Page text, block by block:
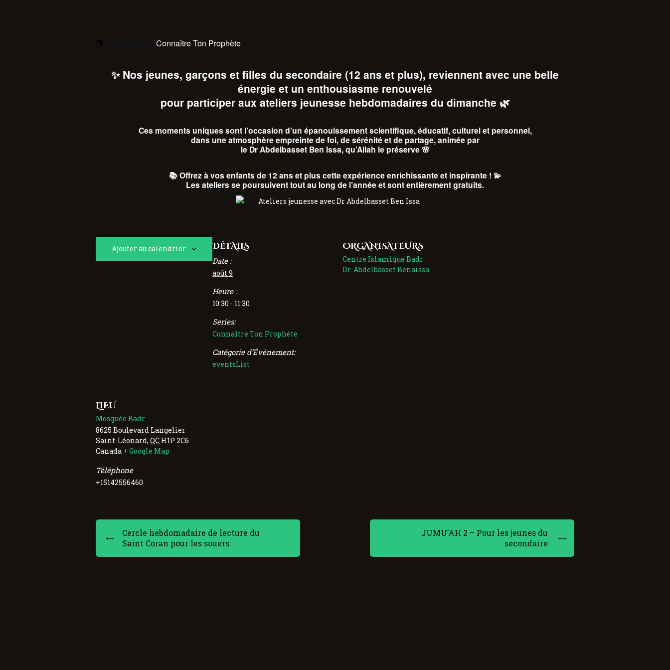
Event Series: Connaître Ton Prophète
✨ Nos jeunes, garçons et filles du secondaire (12 ans et plus), reviennent avec une belle
énergie et un enthousiasme renouvelé
pour participer aux ateliers jeunesse hebdomadaires du dimanche 🌿
Ces moments uniques sont l’occasion d’un épanouissement scientifique, éducatif, culturel et personnel,
dans une atmosphère empreinte defoi, de sérénité et de partage, animée par
le Dr Abdelbasset Ben Issa, qu’Allah le préserve 🌸
📚Offrez à vos enfants de 12 ans et plus cette expérience enrichissante et inspirante ! 💫
Les ateliers se poursuiventtout au long de l’annéeet sontentièrement gratuits.
Ajouter au calendrier DÉTAILS
Date :
août 9
Heure :
10:30 - 11:30
Series:
Connaître Ton Prophète
Catégorie d’Évènement:
eventsList
ORGANISATEURS
Centre Islamique Badr
Dr. Abdelbasset Benaissa
LIEU
Mosquée Badr
8625 Boulevard Langelier
Saint-Léonard, QC H1P 2C6
Canada + Google Map
Téléphone
+15142556460
Cercle hebdomadaire de lecture du
Saint Coran pour les souers
JUMU’AH 2 – Pour les jeunes du
secondaire